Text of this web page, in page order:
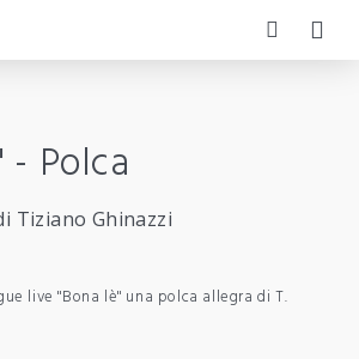
- Polca
Tiziano Ghinazzi
live "Bona lè" una polca allegra di T.